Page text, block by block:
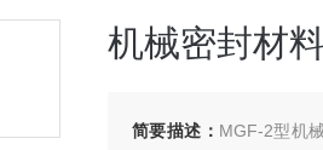
机械密封材
简要描述： MGF-2型机